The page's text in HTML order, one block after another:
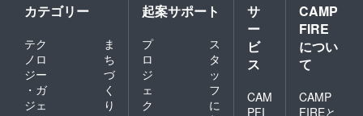
カテゴリー
テク
ノロ
ジー
・ガ
ジェ
ま
ち
づ
く
り
起案サポート
プ
ロ
ジ
ェ
ク
ス
タ
ッ
フ
に
サ
ー
ビ
ス
CAM
PFI
CAMP
FIRE
につい
て
CAMP
FIREと